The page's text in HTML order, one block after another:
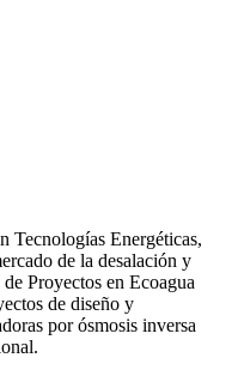
Tecnologías Energéticas,
de la desalación y
Proyectos en Ecoagua
de diseño y
por ósmosis inversa